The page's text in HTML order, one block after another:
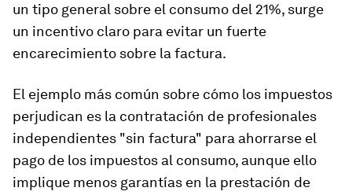
un tipo general sobre el consumo del 21%, surge
un incentivo claro para evitar un fuerte
encarecimiento sobre la factura.
El ejemplo más común sobre cómo los impuestos
perjudican es la contratación de profesionales
independientes "sin factura" para ahorrarse el
pago de los impuestos al consumo, aunque ello
implique menos garantías en la prestación de